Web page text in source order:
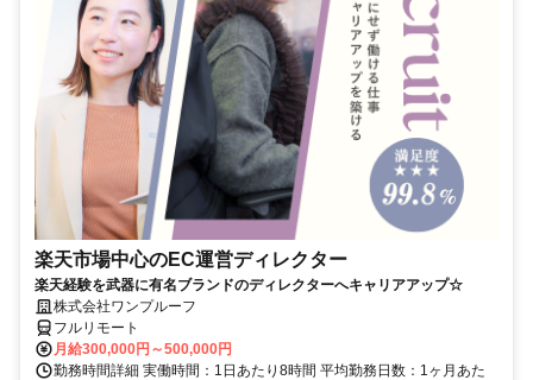
楽天市場中心のEC運営ディレクター
楽天経験を武器に有名ブランドのディレクターへキャリアアップ☆
株式会社ワンプルーフ
フルリモート
月給300,000円～500,000円
勤務時間詳細 実働時間：1日あたり8時間 平均勤務日数：1ヶ月あた